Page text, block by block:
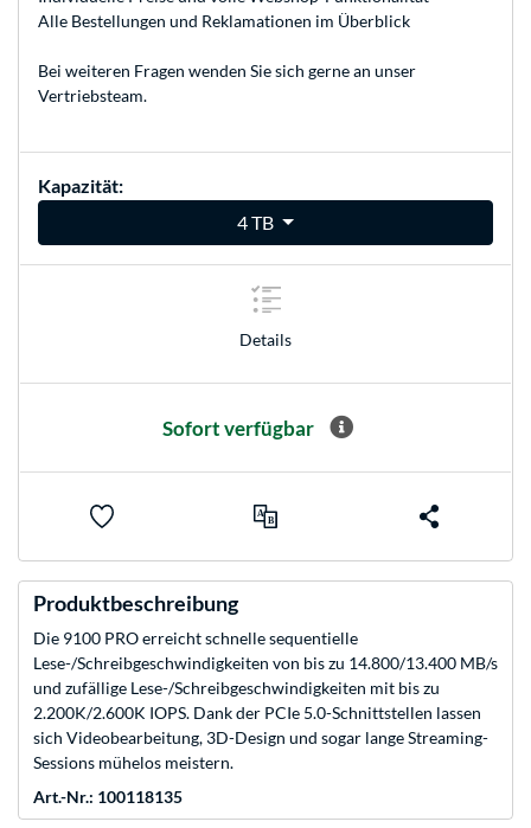
Alle Bestellungen und Reklamationen im Überblick
Bei weiteren Fragen wenden Sie sich gerne an unser
Vertriebsteam.
Kapazität:
4 TB
Details
Sofort verfügbar
Produktbeschreibung
Die 9100 PRO erreicht schnelle sequentielle
Lese-/Schreibgeschwindigkeiten von bis zu 14.800/13.400 MB/s
und zufällige Lese-/Schreibgeschwindigkeiten mit bis zu
2.200K/2.600K IOPS. Dank der PCIe 5.0-Schnittstellen lassen
sich Videobearbeitung, 3D-Design und sogar lange Streaming-
Sessions mühelos meistern.
Art.-Nr.: 100118135